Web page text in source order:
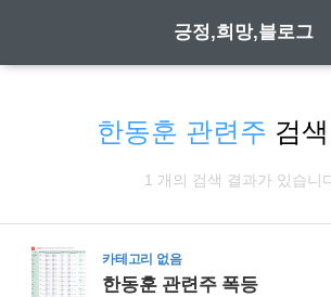
긍정,희망,블로그
한동훈 관련주 검
1 개의 검색 결과가 있습니
카테고리 없음
한동훈 관련주 폭등